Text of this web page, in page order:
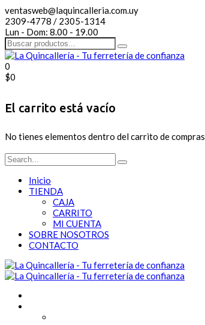
ventasweb@laquincalleria.com.uy
2309-4778 / 2305-1314
Lun - Dom: 8.00 - 19.00
0
$0
El carrito está vacío
No tienes elementos dentro del carrito de compras
Inicio
TIENDA
CAJA
CARRITO
MI CUENTA
SOBRE NOSOTROS
CONTACTO